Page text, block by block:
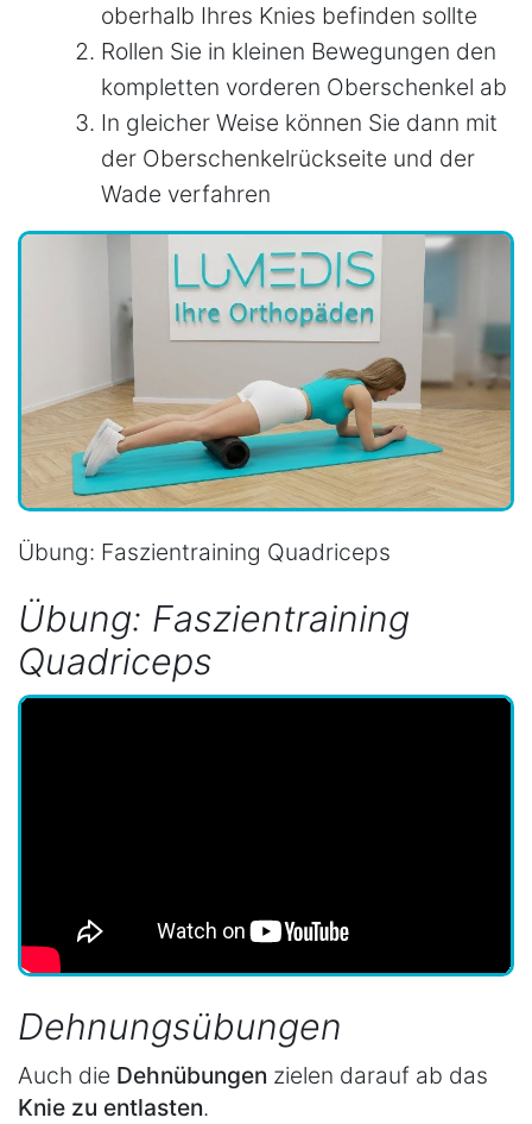
oberhalb Ihres Knies befinden sollte
Rollen Sie in kleinen Bewegungen den
kompletten vorderen Oberschenkel ab
In gleicher Weise können Sie dann mit
der Oberschenkelrückseite und der
Wade verfahren
Übung: Faszientraining Quadriceps
Übung: Faszientraining
Quadriceps
Dehnungsübungen
Auch die Dehnübungen zielen darauf ab das
Knie zu entlasten.